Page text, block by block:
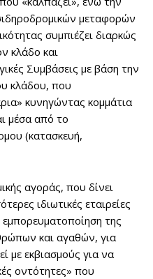
μεταφορών
συμπιέζει διαρκώς
κλάδο και
Συμβάσεις με βάση την
κλάδου, που
κυνηγώντας κομμάτια
μέσα από το
(κατασκευή,
αγοράς, που δίνει
ιδιωτικές εταιρείες
της
και αγαθών, για
με εκβιασμούς για να
οντότητες» που